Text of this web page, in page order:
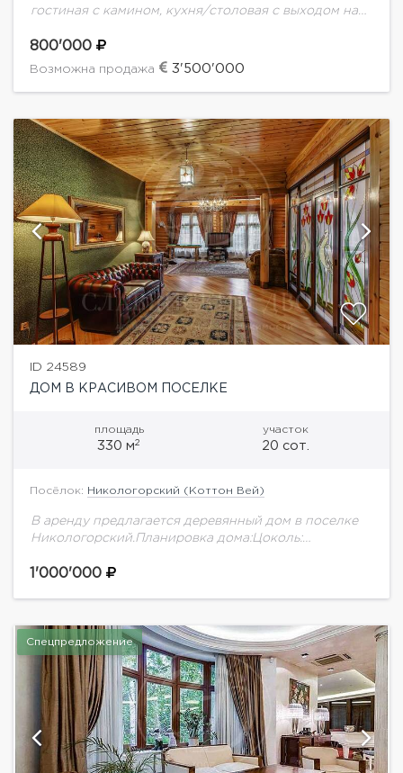
гостиная с камином, кухня/столовая с выходом на
квартира для персонала; 2 этаж: детская с с/у,
800'000
Возможна продажа 3'500'000
ID 24589
ДОМ В КРАСИВОМ ПОСЕЛКЕ
площадь
330 м2
участок
20 сот.
Посёлок: Никологорский (Коттон Вей)
В аренду предлагается деревянный дом в поселке
Никологорский.Планировка дома:Цоколь:
хранения1 этаж: прихожая, гостиная, каминный зал,
1'000'000
Спецпредложение